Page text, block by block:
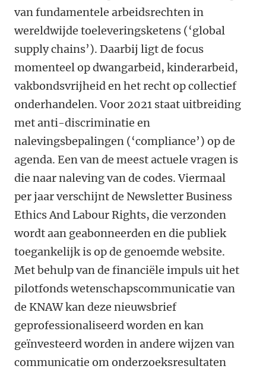
van fundamentele arbeidsrechten in
wereldwijde toeleveringsketens (‘global
supply chains’). Daarbij ligt de focus
momenteel op dwangarbeid, kinderarbeid,
vakbondsvrijheid en het recht op collectief
onderhandelen. Voor 2021 staat uitbreiding
met anti-discriminatie en
nalevingsbepalingen (‘compliance’) op de
agenda. Een van de meest actuele vragen is
die naar naleving van de codes. Viermaal
per jaar verschijnt de Newsletter Business
Ethics And Labour Rights, die verzonden
wordt aan geabonneerden en die publiek
toegankelijk is op de genoemde website.
Met behulp van de financiële impuls uit het
pilotfonds wetenschapscommunicatie van
de KNAW kan deze nieuwsbrief
geprofessionaliseerd worden en kan
geïnvesteerd worden in andere wijzen van
communicatie om onderzoeksresultaten